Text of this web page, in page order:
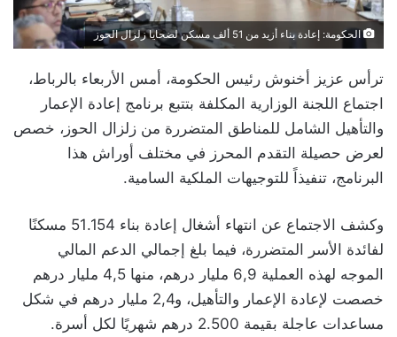
الحكومة: إعادة بناء أزيد من 51 ألف مسكن لضحايا زلزال الحوز
ترأس عزيز أخنوش رئيس الحكومة، أمس الأربعاء بالرباط،
اجتماع اللجنة الوزارية المكلفة بتتبع برنامج إعادة الإعمار
والتأهيل الشامل للمناطق المتضررة من زلزال الحوز، خصص
لعرض حصيلة التقدم المحرز في مختلف أوراش هذا
البرنامج، تنفيذاً للتوجيهات الملكية السامية.
وكشف الاجتماع عن انتهاء أشغال إعادة بناء 51.154 مسكنًا
لفائدة الأسر المتضررة، فيما بلغ إجمالي الدعم المالي
الموجه لهذه العملية 6,9 مليار درهم، منها 4,5 مليار درهم
خصصت لإعادة الإعمار والتأهيل، و2,4 مليار درهم في شكل
مساعدات عاجلة بقيمة 2.500 درهم شهريًا لكل أسرة.